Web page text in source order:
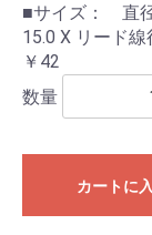
■サイズ： 直
15.0 X リード線
￥42
数量
カートに